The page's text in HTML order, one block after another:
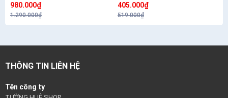
RENEW SERUM 30G
980.000₫
1.290.000₫
405.000₫
519.000₫
THÔNG TIN LIÊN HỆ
Tên công ty